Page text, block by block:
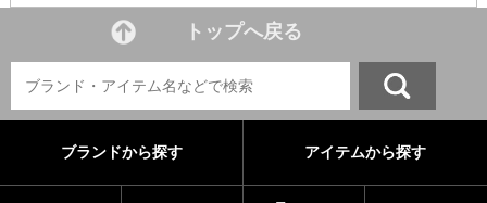
トップへ戻る
ブランドから探す アイテムから探す